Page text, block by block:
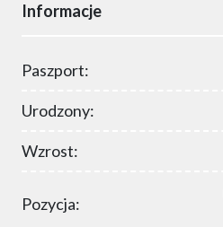
Informacje
Paszport:
Urodzony:
Wzrost:
Pozycja: